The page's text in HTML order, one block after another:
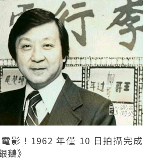
影！1962 年僅 10 日拍攝完成
鵝》